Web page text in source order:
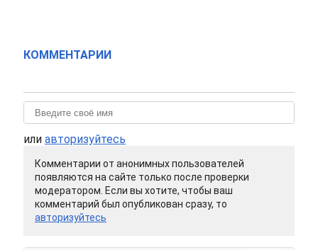
КОММЕНТАРИИ
или авторизуйтесь
Комментарии от анонимных пользователей
появляются на сайте только после проверки
модератором. Если вы хотите, чтобы ваш
комментарий был опубликован сразу, то
авторизуйтесь